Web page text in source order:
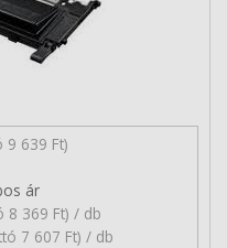
9 639 Ft)
ár
8 369 Ft) / db
7 607 Ft) / db